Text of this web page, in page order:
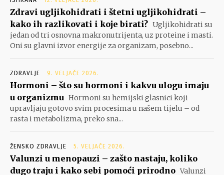
Zdravi ugljikohidrati i štetni ugljikohidrati –
kako ih razlikovati i koje birati? Ugljikohidrati su
jedan od tri osnovna makronutrijenta, uz proteine i masti.
Oni su glavni izvor energije za organizam, posebno...
ZDRAVLJE 9. VELJAČE 2026.
Hormoni – što su hormoni i kakvu ulogu imaju
u organizmu Hormoni su hemijski glasnici koji
upravljaju gotovo svim procesima u našem tijelu – od
rasta i metabolizma, preko sna...
ŽENSKO ZDRAVLJE 5. VELJAČE 2026.
Valunzi u menopauzi – zašto nastaju, koliko
dugo traju i kako sebi pomoći prirodno Valunzi